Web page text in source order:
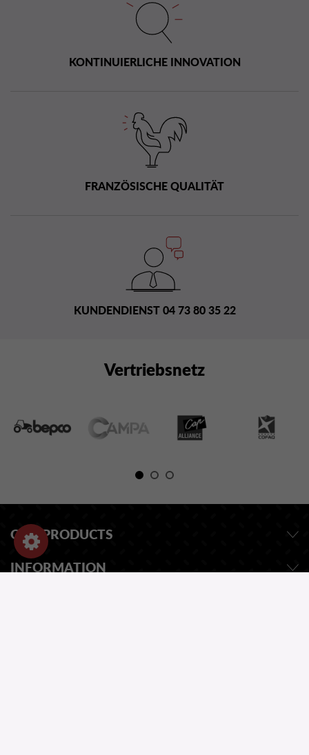
KONTINUIERLICHE INNOVATION
FRANZÖSISCHE QUALITÄT
KUNDENDIENST 04 73 80 35 22
Vertriebsnetz
OUR PRODUCTS
INFORMATION